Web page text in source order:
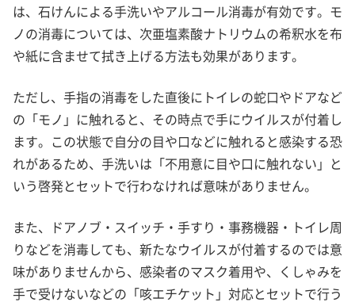
は、石けんによる手洗いやアルコール消毒が有効です。モ
ノの消毒については、次亜塩素酸ナトリウムの希釈水を布
や紙に含ませて拭き上げる方法も効果があります。
ただし、手指の消毒をした直後にトイレの蛇口やドアなど
の「モノ」に触れると、その時点で手にウイルスが付着し
ます。この状態で自分の目や口などに触れると感染する恐
れがあるため、手洗いは「不用意に目や口に触れない」と
いう啓発とセットで行わなければ意味がありません。
また、ドアノブ・スイッチ・手すり・事務機器・トイレ周
りなどを消毒しても、新たなウイルスが付着するのでは意
味がありませんから、感染者のマスク着用や、くしゃみを
手で受けないなどの「咳エチケット」対応とセットで行う